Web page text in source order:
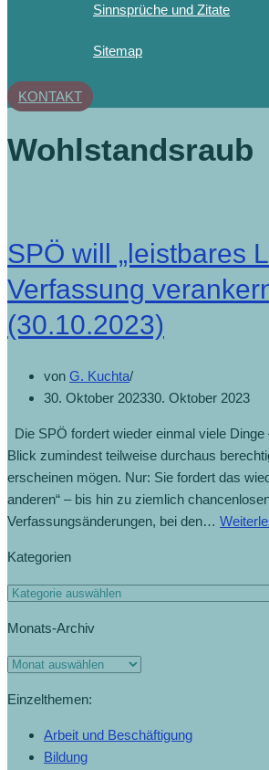
Sinnsprüche und Zitate
Sitemap
KONTAKT
Wohlstandsraub
SPÖ will „leistbares
Verfassung
(30.10.2023)
von G. Kuchta
30. Oktober 202330. Oktober 2023
Die SPÖ fordert wieder einmal viele Dinge
Blick zumindest teilweise durchaus
erscheinen mögen. Nur: Sie fordert das
anderen“ – bis hin zu ziemlich
Verfassungsänderungen, bei den…
Kategorien
Monats-Archiv
Einzelthemen:
Arbeit und Beschäftigung
Bildung